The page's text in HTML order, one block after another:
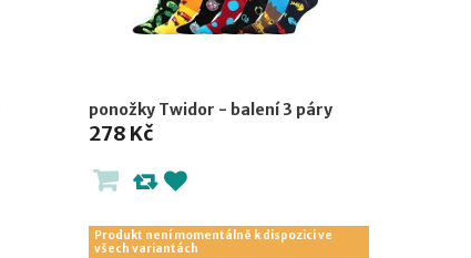
ponožky Twidor - balení 3 páry
278 Kč
Produkt není momentálně k dispozici ve
všech variantách